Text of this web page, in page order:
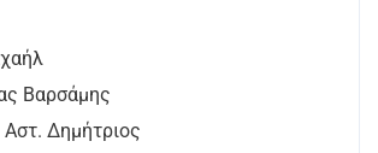
Βαρσάμης
Δημήτριος